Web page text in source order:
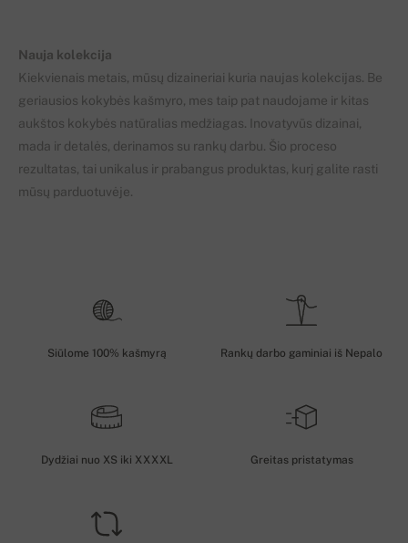
Nauja kolekcija
Kiekvienais metais, mūsų dizaineriai kuria naujas kolekcijas. Be
geriausios kokybės kašmyro, mes taip pat naudojame ir kitas
aukštos kokybės natūralias medžiagas. Inovatyvūs dizainai,
mada ir detalės, derinamos su rankų darbu. Šio proceso
rezultatas, tai unikalus ir prabangus produktas, kurį galite rasti
mūsų parduotuvėje.
Siūlome 100% kašmyrą Rankų darbo gaminiai iš Nepalo
Dydžiai nuo XS iki XXXXL Greitas pristatymas